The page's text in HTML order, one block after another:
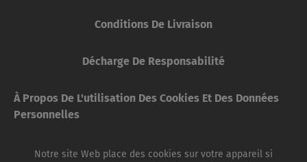
Conditions De Livraison
Décharge De Responsabilité
À Propos De L'utilisation Des Cookies Et Des Données
Personnelles
Notre site Web place des cookies sur votre appareil si